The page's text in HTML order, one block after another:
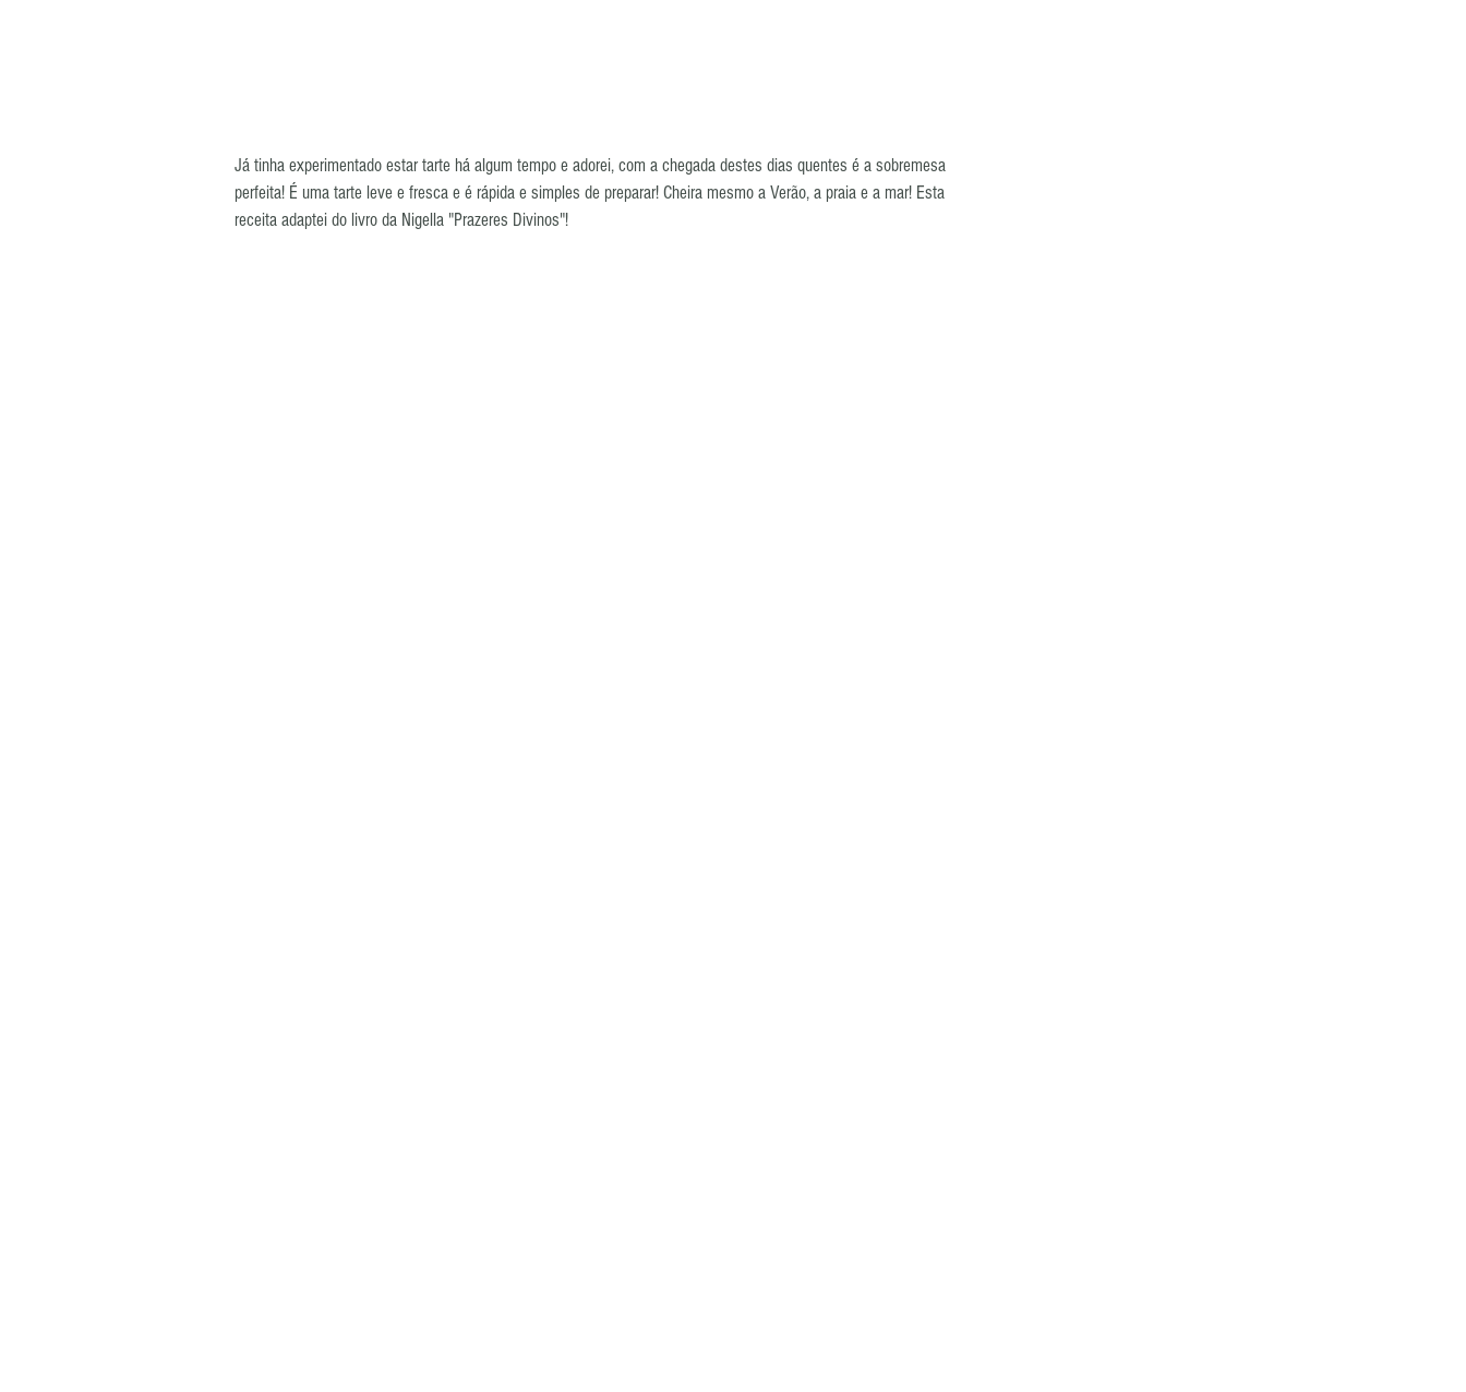
Já tinha experimentado estar tarte há algum tempo e adorei, com a chegada destes dias quentes é a sobremesa
perfeita! É uma tarte leve e fresca e é rápida e simples de preparar! Cheira mesmo a Verão, a praia e a mar! Esta
receita adaptei do livro da Nigella "Prazeres Divinos"!